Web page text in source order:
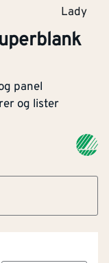
Lady
panel
og lister
hvit base